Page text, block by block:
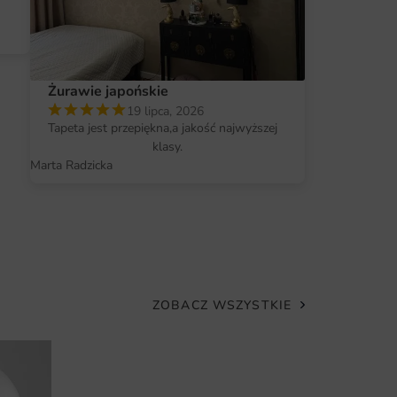
do Twojej ściany
Żurawie japońskie
19 lipca, 2026
Tapeta jest przepiękna,a jakość najwyższej
klasy.
Marta Radzicka
ZOBACZ WSZYSTKIE